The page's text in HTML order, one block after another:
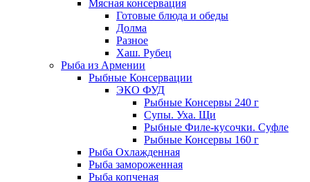
Мясная консервация
Готовые блюда и обеды
Долма
Разное
Хаш. Рубец
Рыба из Армении
Рыбные Консервации
ЭКО ФУД
Рыбные Консервы 240 г
Супы. Уха. Щи
Рыбные Филе-кусочки. Суфле
Рыбные Консервы 160 г
Рыба Охлажденная
Рыба замороженная
Рыба копченая